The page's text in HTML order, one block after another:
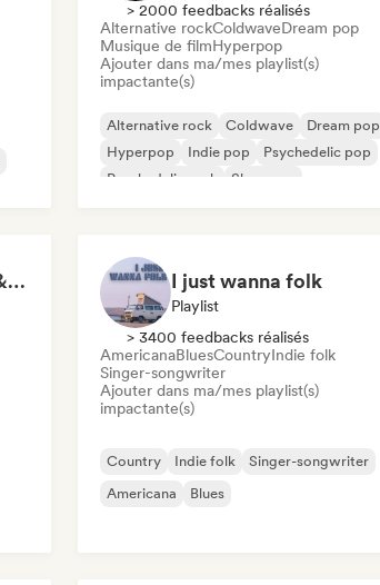
> 2000 feedbacks réalisés
Alternative rockColdwaveDream pop
Musique de filmHyperpop
Ajouter dans ma/mes playlist(s)
impactante(s)
Alternative rock Coldwave
Dream pop
Hyperpop
Indie pop
Psychedelic pop
Psychedelic rock
Shoegaze
Rock for Salted Hair & Sandy Toes I just wanna folk
Playlist
> 3400 feedbacks réalisés
AmericanaBluesCountryIndie folk
Singer-songwriter
Ajouter dans ma/mes playlist(s)
impactante(s)
Country Indie folk
Singer-songwriter
Americana
Blues